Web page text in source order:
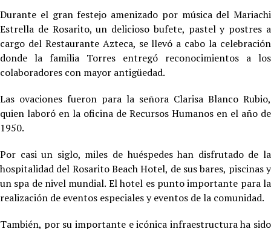
Durante el gran festejo amenizado por música del Mariachi
Estrella de Rosarito, un delicioso bufete, pastel y postres a
cargo del Restaurante Azteca, se llevó a cabo la celebración
donde la familia Torres entregó reconocimientos a los
colaboradores con mayor antigüedad.
Las ovaciones fueron para la señora Clarisa Blanco Rubio,
quien laboró en la oficina de Recursos Humanos en el año de
1950.
Por casi un siglo, miles de huéspedes han disfrutado de la
hospitalidad del Rosarito Beach Hotel, de sus bares, piscinas y
un spa de nivel mundial. El hotel es punto importante para la
realización de eventos especiales y eventos de la comunidad.
También, por su importante e icónica infraestructura ha sido